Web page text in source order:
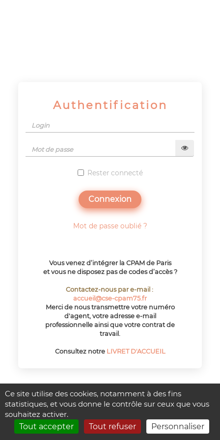
Authentification
Rester connecté
Connexion
Mot de passe oublié ?
Vous venez d’intégrer la CPAM de Paris
et vous ne disposez pas de codes d’accès ?
Contactez-nous par e-mail :
accueil@cse-cpam75.fr
Merci de nous transmettre votre numéro
d'agent, votre adresse e-mail
professionnelle ainsi que votre contrat de
travail.
Consultez notre LIVRET D'ACCUEIL
Ce site utilise des cookies, notamment à des fins
statistiques, et vous donne le contrôle sur ceux que vous
souhaitez activer.
Tout accepter
Tout refuser Personnaliser